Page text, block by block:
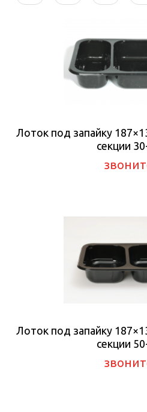
Лоток под запайку
секции
Лоток под запайку
секции